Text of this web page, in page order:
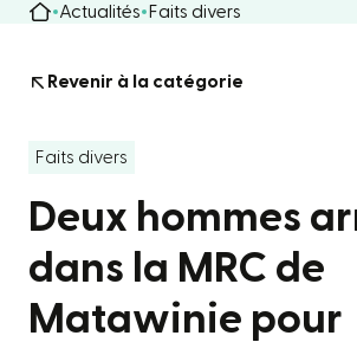
Actualités Faits divers
Revenir à la catégorie
Faits divers
Deux hommes
dans la MRC de
Matawinie pour